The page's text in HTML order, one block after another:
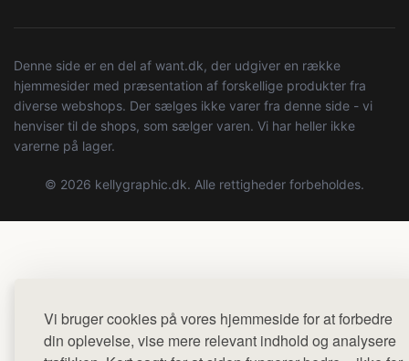
Vi bruger cookies på vores hjemmeside for at forbedre
din oplevelse, vise mere relevant indhold og analysere
Denne side er en del af want.dk, der udgiver en række
hjemmesider med præsentation af forskellige produkter fra
diverse webshops. Der sælges ikke varer fra denne side - vi
henviser til de shops, som sælger varen. Vi har heller ikke
varerne på lager.
© 2026 kellygraphic.dk. Alle rettigheder forbeholdes.